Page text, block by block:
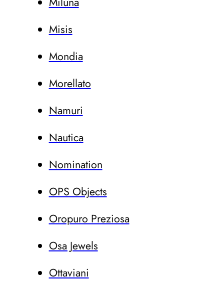
Misis
Mondia
Morellato
Namuri
Nautica
Nomination
OPS Objects
Oropuro Preziosa
Osa Jewels
Ottaviani